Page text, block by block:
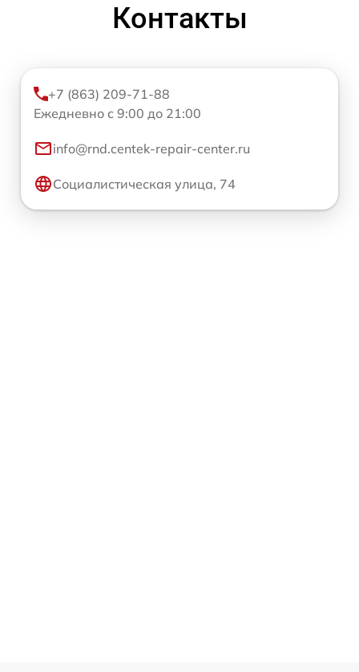
Контакты
+7 (863) 209-71-88
Ежедневно с 9:00 до 21:00
info@rnd.centek-repair-center.ru
Социалистическая улица, 74